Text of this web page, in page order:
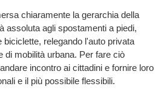
chiaramente la gerarchia della
assoluta agli spostamenti a piedi,
relegando l'auto privata
di mobilità urbana. Per fare ciò
incontro ai cittadini e fornire loro
e il più possibile flessibili.